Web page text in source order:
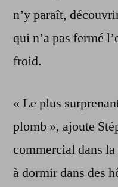
n’y paraît,
qui n’a pas fermé
froid.
« Le plus
plomb », ajoute
commercial dans
à dormir dans des